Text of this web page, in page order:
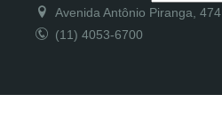
Avenida Antônio Piranga, 474
(11) 4053-6700